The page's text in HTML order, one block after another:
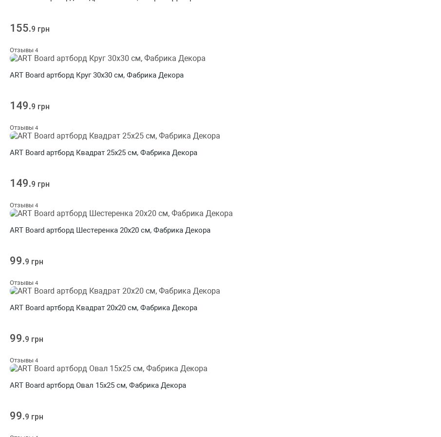
155.9 грн
Отзывы 4
ART Board артборд Круг 30х30 см, Фабрика Декора
149.9 грн
Отзывы 4
ART Board артборд Квадрат 25х25 см, Фабрика Декора
149.9 грн
Отзывы 4
ART Board артборд Шестеренка 20х20 см, Фабрика Декора
99.9 грн
Отзывы 4
ART Board артборд Квадрат 20х20 см, Фабрика Декора
99.9 грн
Отзывы 4
ART Board артборд Овал 15х25 см, Фабрика Декора
99.9 грн